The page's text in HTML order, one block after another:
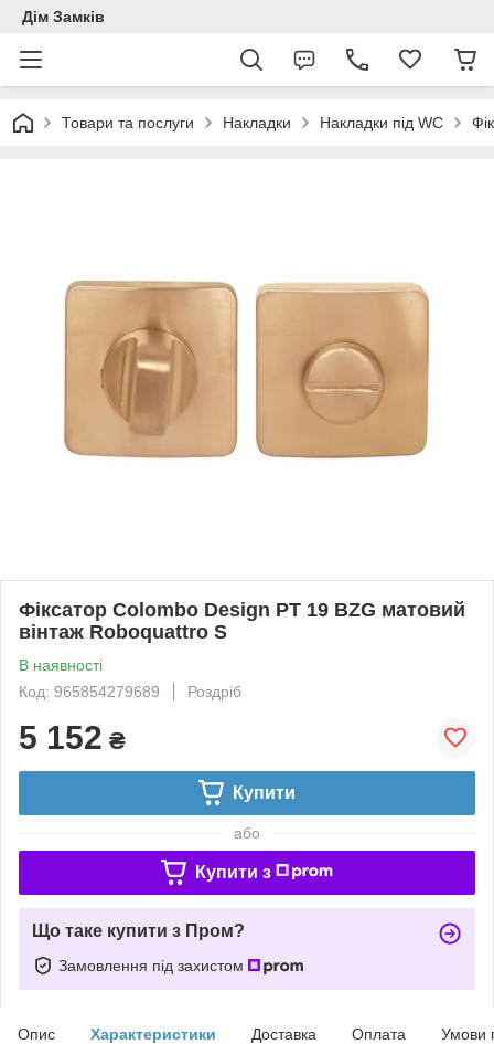
Дім Замків
Товари та послуги Накладки Накладки під WC
Фіксатор Colombo Design PT 19 BZG матовий
вінтаж Roboquattro S
В наявності
Код: 965854279689
Роздріб
5 152 ₴
Купити
або
Купити з
Що таке купити з Пром?
Замовлення під захистом
Опис Характеристики Доставка Оплата Умови